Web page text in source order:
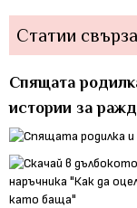
Статии
Спящата
истории за